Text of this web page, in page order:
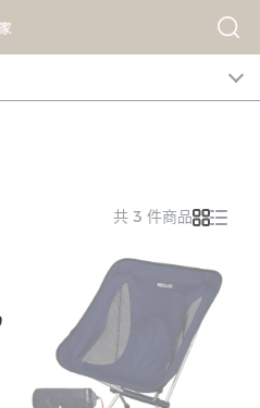
共 3 件商品